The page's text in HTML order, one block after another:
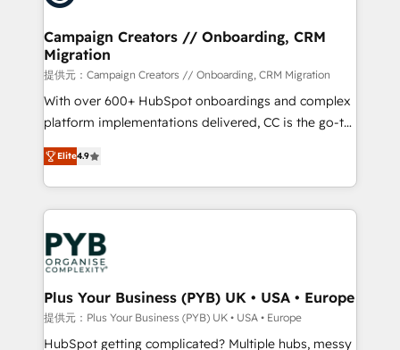
and manufacturers since 2002, we are committed to
empowering our clients and developing their
autonomy. Get to grips with HubSpot through
guided implementation and seamless integration of
the CRM platform into your digital ecosystem. Would
you like support in deploying your inbound
to your needs and sales objectives. With 125+
certifications, we are part of the most certified
services are offered in both English & French.
Campaign Creators // Onboarding, CRM
Migration
提供元：Campaign Creators // Onboarding, CRM Migration
With over 600+ HubSpot onboardings and complex
platform implementations delivered, CC is the go-to
Elite Solutions Partner for businesses ready to
migrate, replatform, and scale smarter. We specialize
in high-impact CRM and CMS migrations and
onboarding from platforms like Salesforce, NetSuite,
Zoho, Pardot, Marketo, Microsoft Dynamics, Wix,
WordPress and legacy CRMs, turning fragmented
systems into unified, growth-ready HubSpot
architectures that accelerate revenue operations and
performance. - Multi-object CRM migration, cleanup,
and implementation. - Pre-built and custom
Elite4.9
Plus Your Business (PYB) UK • USA • Europe
提供元：Plus Your Business (PYB) UK • USA • Europe
HubSpot getting complicated? Multiple hubs, messy